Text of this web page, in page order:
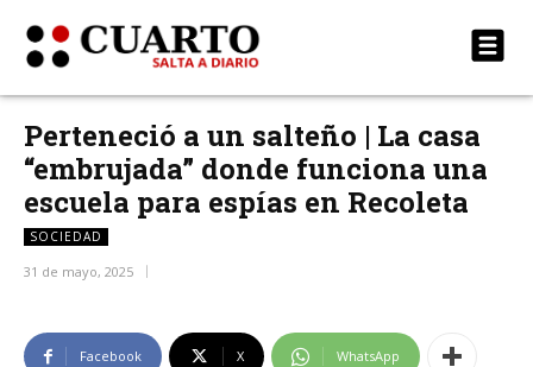
Perteneció a un salteño | La casa
“embrujada” donde funciona una
escuela para espías en Recoleta
SOCIEDAD
31 de mayo, 2025
Facebook X WhatsApp